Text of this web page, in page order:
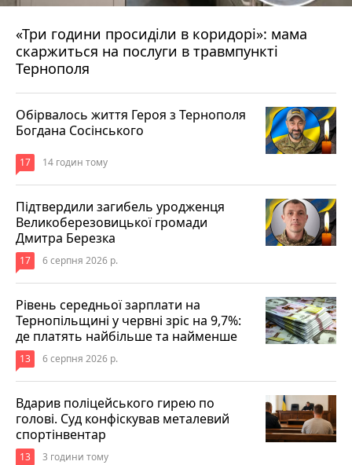
«Три години просиділи в коридорі»: мама
скаржиться на послуги в травмпункті
Тернополя
10 годин тому
Обірвалось життя Героя з Тернополя
Богдана Сосінського
17 14 годин тому
Підтвердили загибель уродженця
Великоберезовицької громади
Дмитра Березка
17 6 серпня 2026 р.
Рівень середньої зарплати на
Тернопільщині у червні зріс на 9,7%:
де платять найбільше та найменше
13 6 серпня 2026 р.
Вдарив поліцейського гирею по
голові. Суд конфіскував металевий
спортінвентар
13 3 години тому